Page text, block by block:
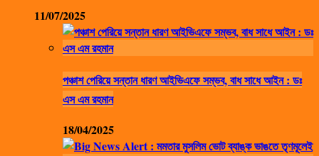
11/07/2025
পঞ্চাশ পেরিয়ে সন্তান ধারণ আইভিএফে সম্ভব, বাধ সাধে আইন : ডঃ
এস এম রহমান
18/04/2025